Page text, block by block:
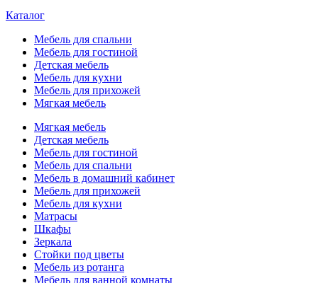
Каталог
Мебель для спальни
Мебель для гостиной
Детская мебель
Мебель для кухни
Мебель для прихожей
Мягкая мебель
Мягкая мебель
Детская мебель
Мебель для гостиной
Мебель для спальни
Мебель в домашний кабинет
Мебель для прихожей
Мебель для кухни
Матрасы
Шкафы
Зеркала
Стойки под цветы
Мебель из ротанга
Мебель для ванной комнаты